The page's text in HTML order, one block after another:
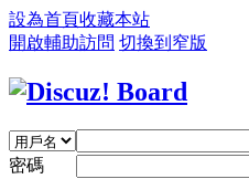
設為首頁收藏本站
開啟輔助訪問 切換到窄版
密碼